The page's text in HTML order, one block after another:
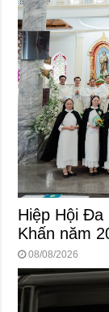
Hiệp Hội Đa
Khấn năm
08/08/2026